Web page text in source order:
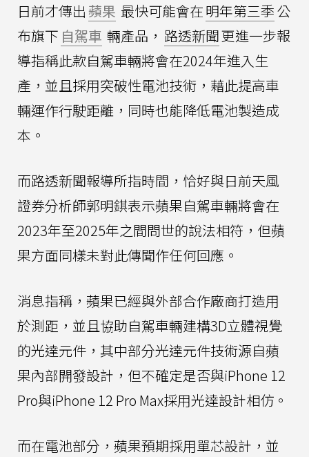
日前才傳出蘋果 最快可能會在明年第三季公
布旗下 自駕車 輛產品， 路透新聞更進一步報
導指稱此款自駕車輛將會在2024年進入生
產，並且採用突破性電池技術，藉此提高車
輛運作行駛距離，同時也能降低電池製造成
本。
而路透新聞報導所指時間，恰好與日前天風
證券分析師郭明錤表示蘋果自駕車輛將會在
2023年至2025年之間問世的說法相符，但蘋
果方面同樣未對此傳聞作任何回應。
消息指稱，蘋果已經與外部合作廠商打造用
於測距，並且協助自駕車輛建構3D立體視覺
的光達元件，其中部分光達元件技術源自蘋
果內部開發設計，但不確定是否與iPhone 12
Pro與iPhone 12 Pro Max採用光達設計相仿。
而在電池部分，蘋果預期採用單芯設計，並